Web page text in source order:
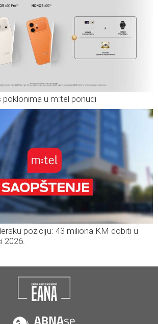
poklonima u m:tel ponudi
poziciju: 43 miliona KM dobiti u
2026.